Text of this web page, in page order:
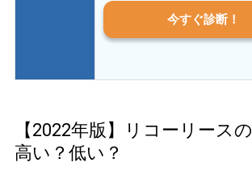
今すぐ診断！
【2022年版】リコーリース
高い？低い？